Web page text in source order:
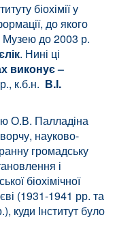
біохімії у
до якого
Музею до 2003 р.
. Нині ці
виконує –
к.б.н. В.І.
О.В. Палладіна
науково-
громадську
і
біохімічної
(1931-1941 рр. та
куди Інститут було